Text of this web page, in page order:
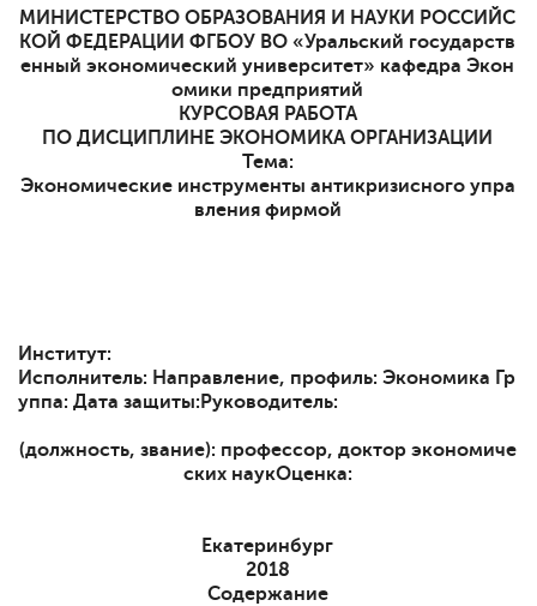
МИНИСТЕРСТВО ОБРАЗОВАНИЯ И НАУКИ РОССИЙС
КОЙ ФЕДЕРАЦИИ ФГБОУ ВО «Уральский государств
енный экономический университет» кафедра Экон
омики предприятий
КУРСОВАЯ РАБОТА
ПО ДИСЦИПЛИНЕ ЭКОНОМИКА ОРГАНИЗАЦИИ
Тема:
Экономические инструменты антикризисного упра
вления фирмой
Институт:
Исполнитель: Направление, профиль: Экономика Гр
уппа: Дата защиты:Руководитель:
(должность, звание): профессор, доктор экономиче
ских наукОценка:
Екатеринбург
2018
Содержание